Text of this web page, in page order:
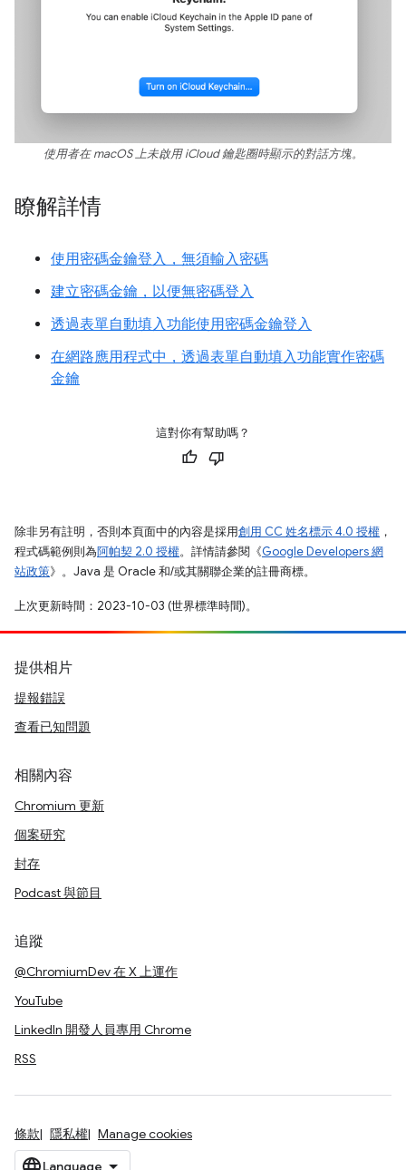
使用者在 macOS 上未啟用 iCloud 鑰匙圈時顯示的對話方塊。
瞭解詳情
使用密碼金鑰登入，無須輸入密碼
建立密碼金鑰，以便無密碼登入
透過表單自動填入功能使用密碼金鑰登入
在網路應用程式中，透過表單自動填入功能實作密碼
金鑰
這對你有幫助嗎？
除非另有註明，否則本頁面中的內容是採用創用 CC 姓名標示 4.0 授權 ，
程式碼範例則為阿帕契 2.0 授權。詳情請參閱《Google Developers 網
站政策》。Java 是 Oracle 和/或其關聯企業的註冊商標。
上次更新時間：2023-10-03 (世界標準時間)。
提供相片
提報錯誤
查看已知問題
相關內容
Chromium 更新
個案研究
封存
Podcast 與節目
追蹤
@ChromiumDev 在 X 上運作
YouTube
LinkedIn 開發人員專用 Chrome
RSS
條款 隱私權 Manage cookies